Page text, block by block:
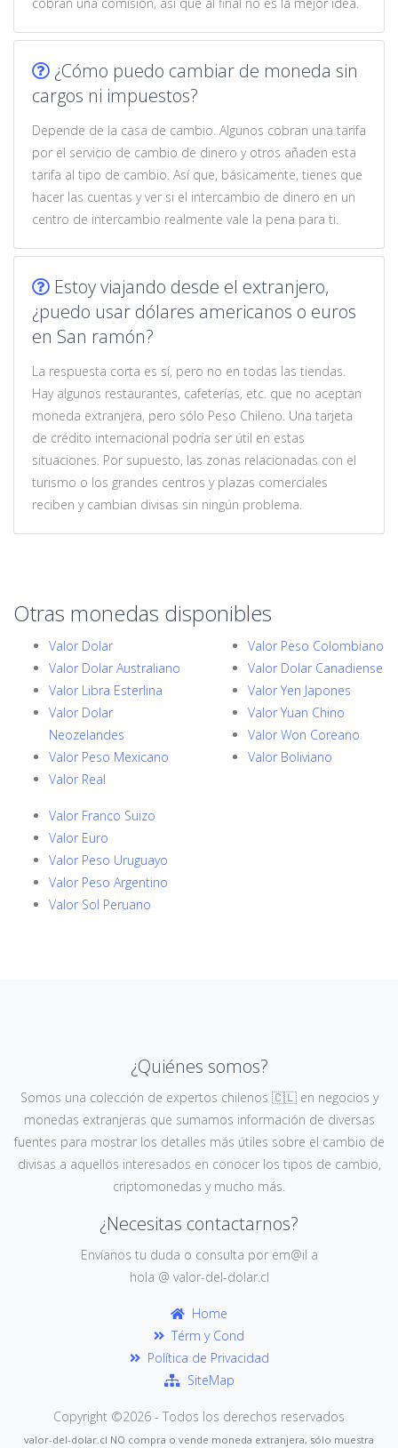
¿Cómo puedo cambiar de moneda sin
cargos ni impuestos?
Depende de la casa de cambio. Algunos cobran una tarifa
por el servicio de cambio de dinero y otros añaden esta
tarifa al tipo de cambio. Así que, básicamente, tienes que
hacer las cuentas y ver si el intercambio de dinero en un
centro de intercambio realmente vale la pena para ti.
Estoy viajando desde el extranjero,
¿puedo usar dólares americanos o euros
en San ramón?
La respuesta corta es sí, pero no en todas las tiendas.
Hay algunos restaurantes, cafeterías, etc. que no aceptan
moneda extranjera, pero sólo Peso Chileno. Una tarjeta
de crédito internacional podría ser útil en estas
situaciones. Por supuesto, las zonas relacionadas con el
turismo o los grandes centros y plazas comerciales
reciben y cambian divisas sin ningún problema.
Otras monedas disponibles
Valor Dolar
Valor Dolar Australiano
Valor Libra Esterlina
Valor Dolar
Neozelandes
Valor Peso Mexicano
Valor Real
Valor Peso Colombiano
Valor Dolar Canadiense
Valor Yen Japones
Valor Yuan Chino
Valor Won Coreano
Valor Boliviano
Valor Franco Suizo
Valor Euro
Valor Peso Uruguayo
Valor Peso Argentino
Valor Sol Peruano
¿Quiénes somos?
Somos una colección de expertos chilenos 🇨🇱 en negocios y
monedas extranjeras que sumamos información de diversas
fuentes para mostrar los detalles más útiles sobre el cambio de
divisas a aquellos interesados en conocer los tipos de cambio,
criptomonedas y mucho más.
¿Necesitas contactarnos?
Envíanos tu duda o consulta por em@il a
hola @ valor-del-dolar.cl
Home
Térm y Cond
Política de Privacidad
SiteMap
Copyright ©2026 - Todos los derechos reservados
valor-del-dolar.cl NO compra o vende moneda extranjera, sólo muestra